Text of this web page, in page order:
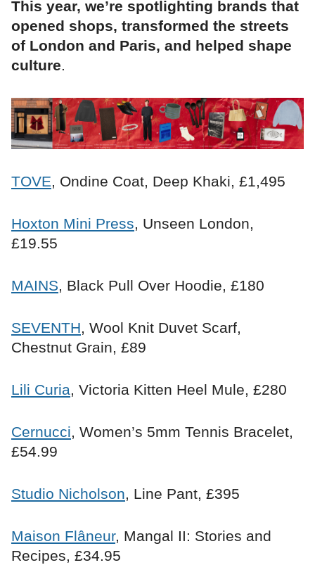
This year, we’re spotlighting brands that
opened shops, transformed the streets
of London and Paris, and helped shape
culture.
TOVE, Ondine Coat, Deep Khaki, £1,495
Hoxton Mini Press, Unseen London,
£19.55
MAINS, Black Pull Over Hoodie, £180
SEVENTH, Wool Knit Duvet Scarf,
Chestnut Grain, £89
Lili Curia, Victoria Kitten Heel Mule, £280
Cernucci, Women’s 5mm Tennis Bracelet,
£54.99
Studio Nicholson, Line Pant, £395
Maison Flâneur, Mangal II: Stories and
Recipes, £34.95